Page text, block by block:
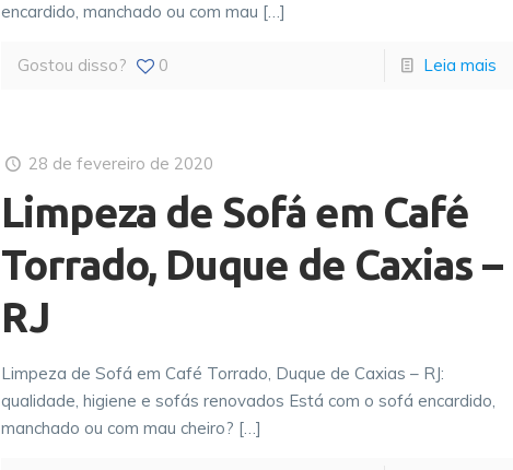
encardido, manchado ou com mau […]
Gostou disso? 0 Leia mais
28 de fevereiro de 2020
Limpeza de Sofá em Café
Torrado, Duque de Caxias –
RJ
Limpeza de Sofá em Café Torrado, Duque de Caxias – RJ:
qualidade, higiene e sofás renovados Está com o sofá encardido,
manchado ou com mau cheiro? […]